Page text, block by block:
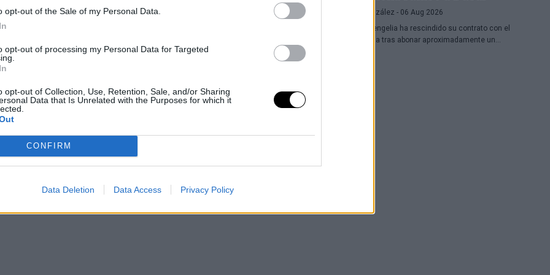
opt-out of the Sale of my Personal Data.
opt-out of processing my Personal Data for Targeted
opt-out of Collection, Use, Retention, Sale, and/or Sharing
Data that Is Unrelated with the Purposes for which it
CONFIRM
Data Deletion Data Access Privacy Policy
LaVine en la Agencia Libre así como así.
un 'Sign&Trade' con Chicago Bulls
dorada la próxima temporada.
Raúl González - 06 Aug 2026
Toko Shengelia ha rescindido su contrato con el
Barcelona tras abonar aproximadamente un